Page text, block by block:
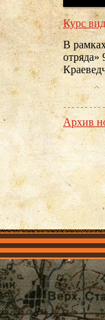
Курс
В
отряда»
Архив
Проекты